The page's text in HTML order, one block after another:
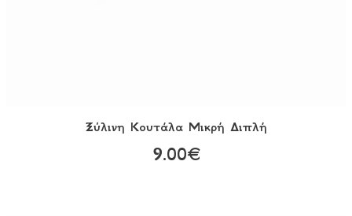
Ξύλινη Κουτάλα Μικρή Διπλή
9.00€